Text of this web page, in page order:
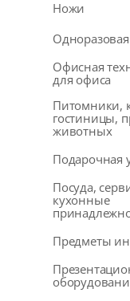
Ножи
Офисная
для офиса
Питомники,
гостиницы,
животных
Подарочная
Посуда,
кухонные
Предметы